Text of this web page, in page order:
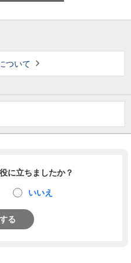
ついて
に立ちましたか？
いいえ
る